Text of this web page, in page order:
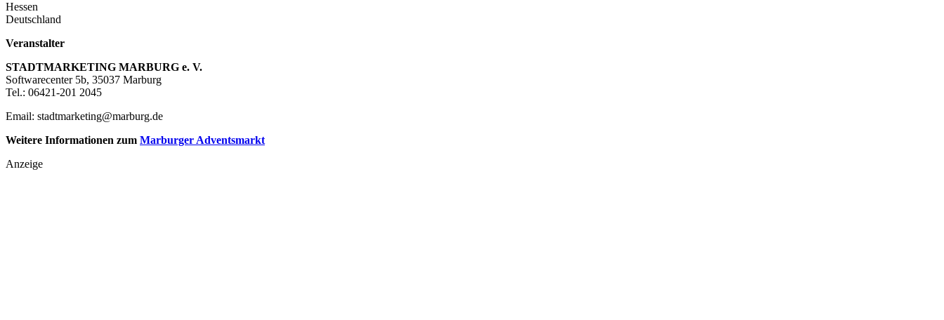
Hessen
Deutschland
Veranstalter
STADTMARKETING MARBURG e. V.
Softwarecenter 5b, 35037 Marburg
Tel.: 06421-201 2045
Email: stadtmarketing@marburg.de
Weitere Informationen zum Marburger Adventsmarkt
Anzeige